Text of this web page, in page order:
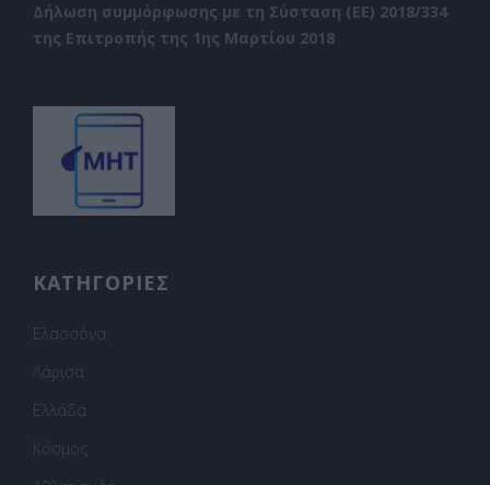
Δήλωση συμμόρφωσης με τη Σύσταση (ΕΕ) 2018/334
της Επιτροπής της 1ης Μαρτίου 2018
ΚΑΤΗΓΟΡΙΕΣ
Ελασσόνα
Λάρισα
Ελλάδα
Κόσμος